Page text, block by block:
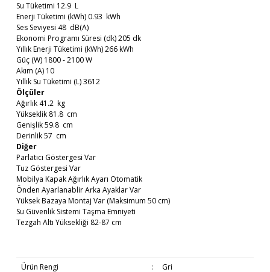
Su Tüketimi 12.9 L
Enerji Tüketimi (kWh) 0.93 kWh
Ses Seviyesi 48 dB(A)
Ekonomi Programı Süresi (dk) 205 dk
Yıllık Enerji Tüketimi (kWh) 266 kWh
Güç (W) 1800 - 2100 W
Akım (A) 10
Yıllık Su Tüketimi (L) 3612
Ölçüler
Ağırlık 41.2 kg
Yükseklik 81.8 cm
Genişlik 59.8 cm
Derinlik 57 cm
Diğer
Parlatıcı Göstergesi Var
Tuz Göstergesi Var
Mobilya Kapak Ağırlık Ayarı Otomatik
Önden Ayarlanablir Arka Ayaklar Var
Yüksek Bazaya Montaj Var (Maksimum 50 cm)
Su Güvenlik Sistemi Taşma Emniyeti
Tezgah Altı Yüksekliği 82-87 cm
Ürün Rengi :
Gri